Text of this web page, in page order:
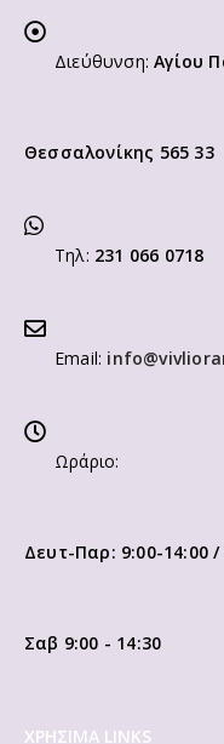
Διεύθυνση: Αγίου
Θεσσαλονίκης 565 33
Τηλ: 231 066 0718
Email:
Ωράριο:
Δευτ-Παρ: 9:00-14:00 /
Σαβ 9:00 - 14:30
ΧΡΗΣΙΜΑ LINKS